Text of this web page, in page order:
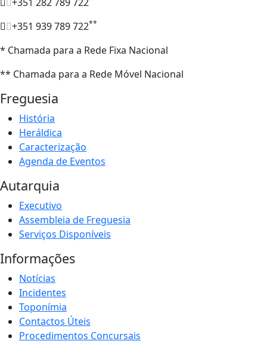
+351 282 789 722
+351 939 789 722**
* Chamada para a Rede Fixa Nacional
** Chamada para a Rede Móvel Nacional
Freguesia
História
Heráldica
Caracterização
Agenda de Eventos
Autarquia
Executivo
Assembleia de Freguesia
Serviços Disponíveis
Informações
Notícias
Incidentes
Toponímia
Contactos Úteis
Procedimentos Concursais